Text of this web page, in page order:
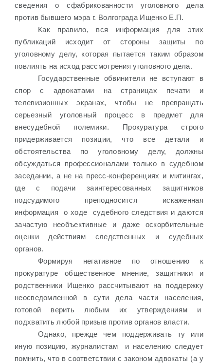
сведения о сфабрикованности уголовного дела
против бывшего мэра г. Волгограда Ищенко Е.П.
Как правило, вся информация для этих
публикаций исходит от стороны защиты по
уголовному делу, которая пытается таким образом
повлиять на исход рассмотрения уголовного дела.
Государственные обвинители не вступают в
спор с адвокатами на страницах печати и
телевизионных экранах, чтобы не превращать
серьезный уголовный процесс в предмет для
внесудебной полемики. Прокуратура строго
придерживается позиции, что все детали и
обстоятельства по уголовному делу, должны
обсуждаться профессионалами только в судебном
заседании, а не на пресс-конференциях и митингах,
где с подачи заинтересованных защитников
подсудимого преподносится искаженная
информация
о ходе
судебного следствия и даются
зачастую необъективные и даже оскорбительные
оценки действиям следственных и судебных
органов.
Формируя негативное по отношению к
прокуратуре общественное мнение, защитники и
родственники Ищенко рассчитывают на поддержку
неосведомленной в сути дела части населения,
готовой верить любым их утверждениям и
подхватить любой призыв против органов власти.
Однако, прежде чем поддерживать ту или
иную позицию, журналистам
и населению следует
помнить, что в соответствии с законом адвокаты (а у